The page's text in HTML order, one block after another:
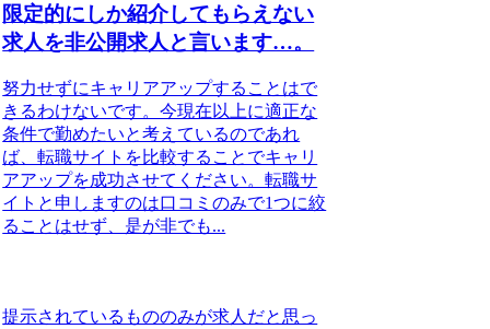
限定的にしか紹介してもらえない
求人を非公開求人と言います…。
努力せずにキャリアアップすることはで
きるわけないです。今現在以上に適正な
条件で勤めたいと考えているのであれ
ば、転職サイトを比較することでキャリ
アアップを成功させてください。転職サ
イトと申しますのは口コミのみで1つに絞
ることはせず、是が非でも...
提示されているもののみが求人だと思っ